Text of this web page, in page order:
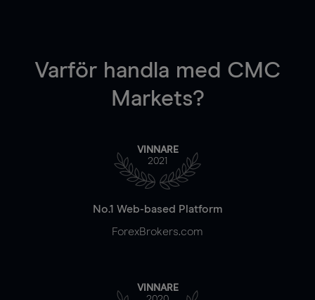
Varför handla med CMC
Markets?
VINNARE
2021
No.1 Web-based Platform
ForexBrokers.com
VINNARE